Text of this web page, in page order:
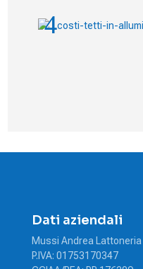
Dati aziendali
Mussi Andrea Lattoneria
P.IVA: 01753170347